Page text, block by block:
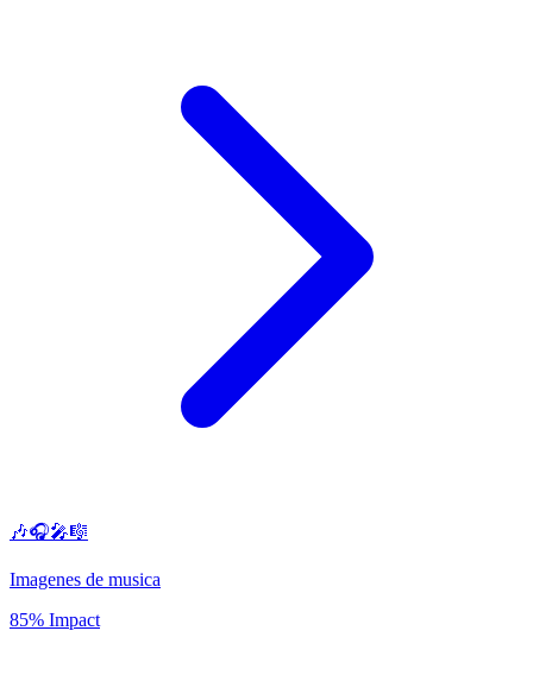
🎶🎧🎤🎼
Imagenes de musica
85% Impact